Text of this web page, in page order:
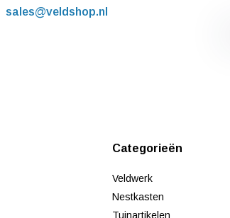
sales@veldshop.nl
Categorieën
Veldwerk
Nestkasten
Tuinartikelen